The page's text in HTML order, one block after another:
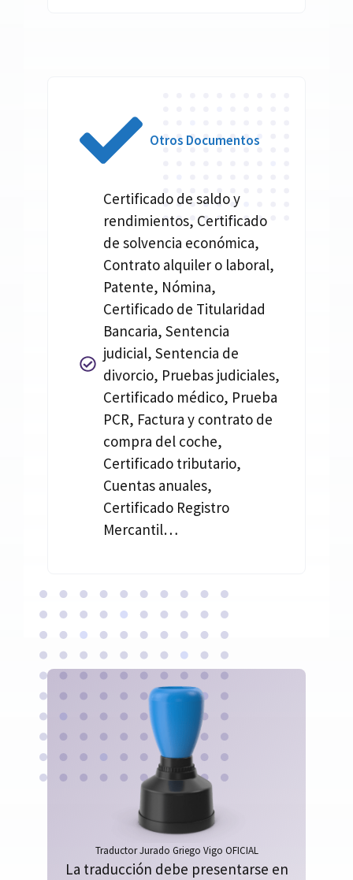
Otros Documentos
Certificado de saldo y
rendimientos, Certificado
de solvencia económica,
Contrato alquiler o laboral,
Patente, Nómina,
Certificado de Titularidad
Bancaria, Sentencia
judicial, Sentencia de
divorcio, Pruebas judiciales,
Certificado médico, Prueba
PCR, Factura y contrato de
compra del coche,
Certificado tributario,
Cuentas anuales,
Certificado Registro
Mercantil…
Traductor Jurado Griego Vigo OFICIAL
La traducción debe presentarse en